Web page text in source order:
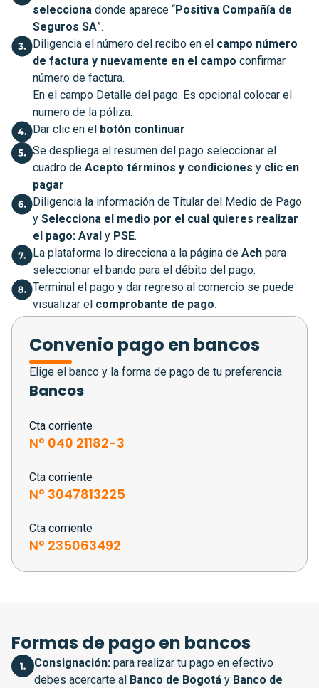
selecciona donde aparece “Positiva Compañía de
Seguros SA”.
Diligencia el número del recibo en el campo número
de factura y nuevamente en el campo confirmar
número de factura.
En el campo Detalle del pago: Es opcional colocar el
numero de la póliza.
Dar clic en el botón continuar
Se despliega el resumen del pago seleccionar el
cuadro de Acepto términos y condiciones y clic en
pagar
Diligencia la información de Titular del Medio de Pago
y Selecciona el medio por el cual quieres realizar
el pago: Aval y PSE.
La plataforma lo direcciona a la página de Ach para
seleccionar el bando para el débito del pago.
Terminal el pago y dar regreso al comercio se puede
visualizar el comprobante de pago.
Convenio pago en bancos
Elige el banco y la forma de pago de tu preferencia
Bancos
Cta corriente
Nº 040 21182-3
Cta corriente
Nº 3047813225
Cta corriente
Nº 235063492
Formas de pago en bancos
Consignación: para realizar tu pago en efectivo
debes acercarte al Banco de Bogotá y Banco de